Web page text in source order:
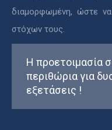
διαμορφωμένη, ώστε
στόχων τους.
Η προετοιμασία
περιθώρια για
εξετάσεις !